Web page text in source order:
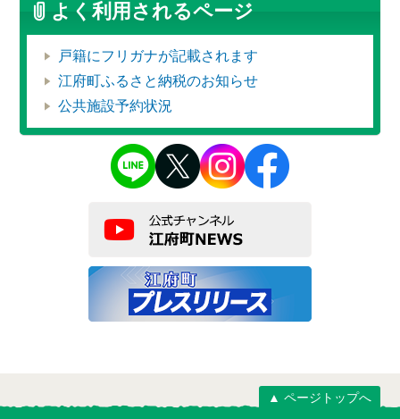
よく利用されるページ
戸籍にフリガナが記載されます
江府町ふるさと納税のお知らせ
公共施設予約状況
▲ ページトップへ